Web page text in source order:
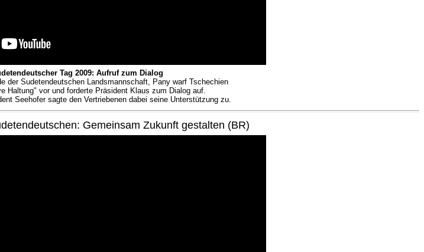
Tag 2009: Aufruf zum Dialog
der Sudetendeutschen Landsmannschaft, Pany warf Tschechien
Haltung" vor und forderte Präsident Klaus zum Dialog auf.
Seehofer sagte den Vertriebenen dabei seine Unterstützung zu.
Gemeinsam Zukunft gestalten (BR)